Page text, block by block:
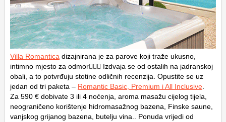
Villa Romantica dizajnirana je za parove koji traže ukusno,
intimno mjesto za odmor👩‍❤️‍👨 Izdvaja se od ostalih na jadranskoj
obali, a to potvrđuju stotine odličnih recenzija. Opustite se uz
jedan od tri paketa – Romantic Basic, Premium i All Inclusive
Za 590 € dobivate 3 ili 4 noćenja, aroma masažu cijelog tijela,
neograničeno korištenje hidromasažnog bazena, Finske saune,
vanjskog grijanog bazena, butelju vina.. Ponuda vrijedi od